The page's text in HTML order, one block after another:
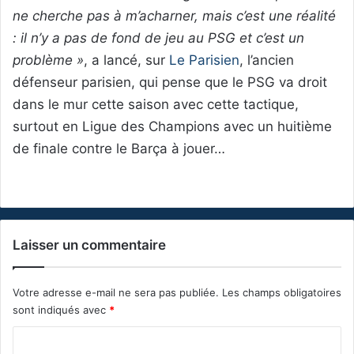
ne cherche pas à m’acharner, mais c’est une réalité
: il n’y a pas de fond de jeu au PSG et c’est un
problème », a lancé, sur Le Parisien, l’ancien
défenseur parisien, qui pense que le PSG va droit
dans le mur cette saison avec cette tactique,
surtout en Ligue des Champions avec un huitième
de finale contre le Barça à jouer…
Laisser un commentaire
Votre adresse e-mail ne sera pas publiée. Les champs obligatoires
sont indiqués avec *